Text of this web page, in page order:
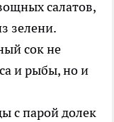
салатов,
зелени.
сок не
и рыбы, но и
с парой долек